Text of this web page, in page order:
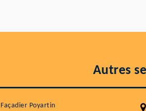
Autres
Façadier Poyartin